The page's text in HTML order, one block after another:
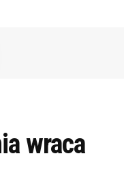
wraca